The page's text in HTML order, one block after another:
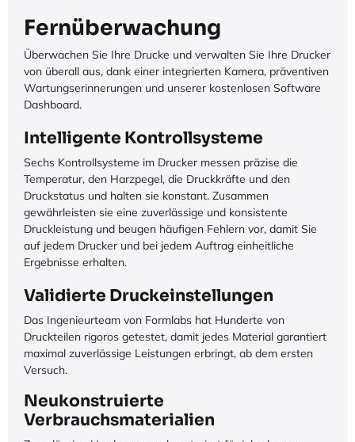
Fernüberwachung
Überwachen Sie Ihre Drucke und verwalten Sie Ihre Drucker
von überall aus, dank einer integrierten Kamera, präventiven
Wartungserinnerungen und unserer kostenlosen Software
Dashboard.
Intelligente Kontrollsysteme
Sechs Kontrollsysteme im Drucker messen präzise die
Temperatur, den Harzpegel, die Druckkräfte und den
Druckstatus und halten sie konstant. Zusammen
gewährleisten sie eine zuverlässige und konsistente
Druckleistung und beugen häufigen Fehlern vor, damit Sie
auf jedem Drucker und bei jedem Auftrag einheitliche
Ergebnisse erhalten.
Validierte Druckeinstellungen
Das Ingenieurteam von Formlabs hat Hunderte von
Druckteilen rigoros getestet, damit jedes Material garantiert
maximal zuverlässige Leistungen erbringt, ab dem ersten
Versuch.
Neukonstruierte
Verbrauchsmaterialien